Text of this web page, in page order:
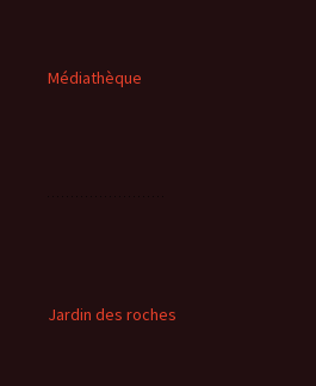
Médiathèque
Jardin des roches